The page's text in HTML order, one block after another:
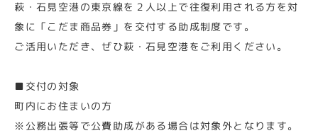
萩・石見空港の東京線を２人以上で往復利用される方を対
象に「こだま商品券」を交付する助成制度です。
ご活用いただき、ぜひ萩・石見空港をご利用ください。
■交付の対象
町内にお住まいの方
※公務出張等で公費助成がある場合は対象外となります。